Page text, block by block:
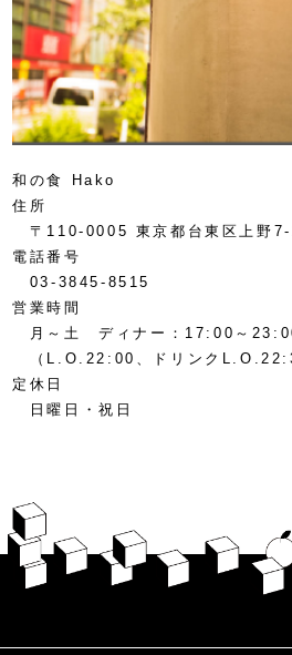
和の食 Hako
住所
〒110-0005 東京都台東区上野
電話番号
03-3845-8515
営業時間
月～土 ディナー：17:00～
（L.O.22:00、ドリンク
定休日
日曜日・祝日